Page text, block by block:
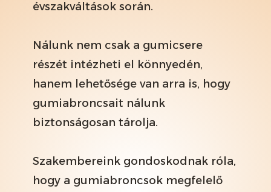
évszakváltások során.
Nálunk nem csak a gumicsere
részét intézheti el könnyedén,
hanem lehetősége van arra is, hogy
gumiabroncsait nálunk
biztonságosan tárolja.
Szakembereink gondoskodnak róla,
hogy a gumiabroncsok megfelelő